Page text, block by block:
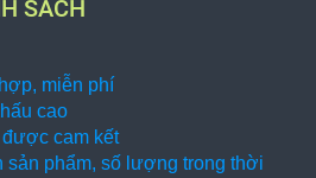
SÁCH
miễn phí
cao
cam kết
phẩm, số lượng trong thời